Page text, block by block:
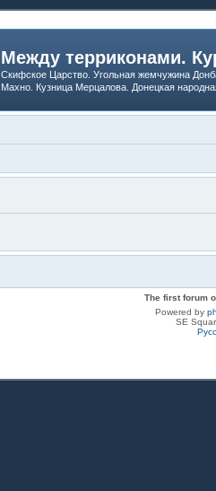
Между терриконами.
Скифское Царство. Угольная жемчужина
Махно. Кузница Мерцалова. Донецкая
The first forum
Powered by
SE